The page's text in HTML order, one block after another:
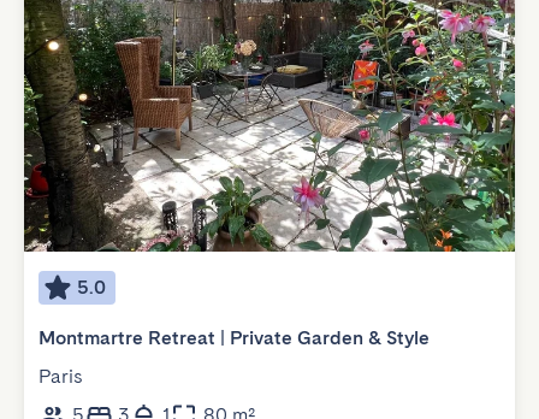
5.0
Montmartre Retreat | Private Garden & Style
Paris
5
3 1 80 m²